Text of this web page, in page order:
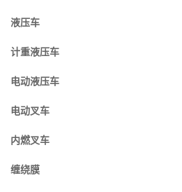
液压车
计重液压车
电动液压车
电动叉车
内燃叉车
缠绕膜